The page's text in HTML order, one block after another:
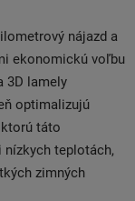
nájazd a
ekonomickú voľbu
3D lamely
optimalizujú
táto
nízkych teplotách,
zimných